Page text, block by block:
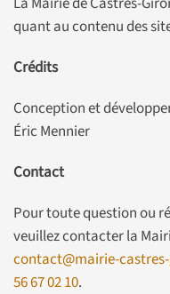
quant au contenu des
Crédits
Conception et
Éric Mennier
Contact
Pour toute question ou
veuillez contacter la
contact@mairie-
56 67 02 10.